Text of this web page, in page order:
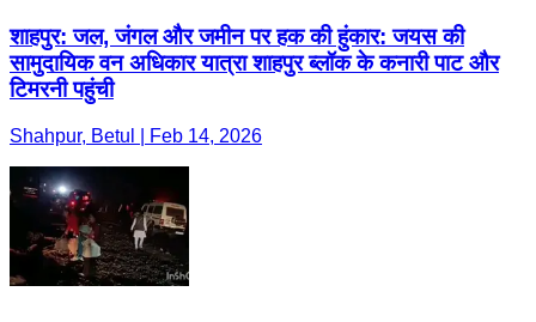
शाहपुर: जल, जंगल और जमीन पर हक की हुंकार: जयस की
सामुदायिक वन अधिकार यात्रा शाहपुर ब्लॉक के कनारी पाट और
टिमरनी पहुंची
Shahpur, Betul | Feb 14, 2026